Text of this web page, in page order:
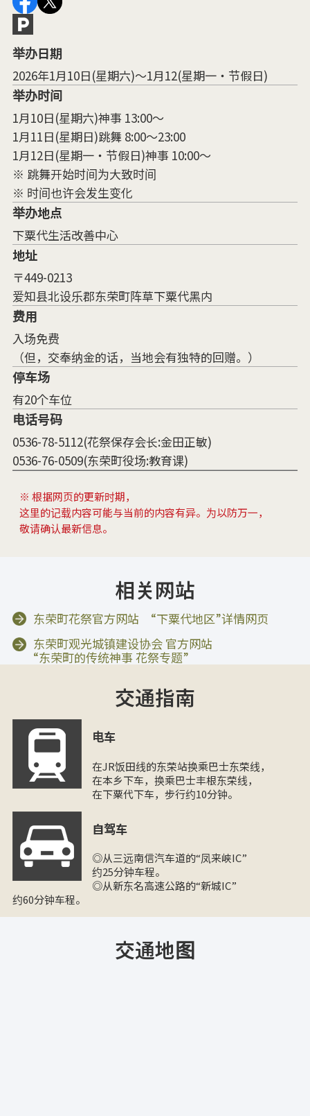
举办日期
2026年1月10日(星期六)～1月12(星期一・节假日)
举办时间
1月10日(星期六)神事 13:00～
1月11日(星期日)跳舞 8:00～23:00
1月12日(星期一・节假日)神事 10:00～
※ 跳舞开始时间为大致时间
※ 时间也许会发生变化
举办地点
下粟代生活改善中心
地址
〒449-0213
爱知县北设乐郡东荣町阵草下粟代黑内
费用
入场免费
（但，交奉纳金的话，当地会有独特的回赠。）
停车场
有20个车位
电话号码
0536-78-5112(花祭保存会长:金田正敏)
0536-76-0509(东荣町役场:教育课)
※ 根据网页的更新时期，
这里的记载内容可能与当前的内容有异。为以防万一，
敬请确认最新信息。
相关网站
东荣町花祭官方网站 “下粟代地区”详情网页
东荣町观光城镇建设协会 官方网站
“东荣町的传统神事 花祭专题”
交通指南
电车
在JR饭田线的东荣站换乘巴士东荣线，
在本乡下车，换乘巴士丰根东荣线，
在下粟代下车，步行约10分钟。
自驾车
◎从三远南信汽车道的“凤来峡IC”
约25分钟车程。
◎从新东名高速公路的“新城IC”
约60分钟车程。
交通地图